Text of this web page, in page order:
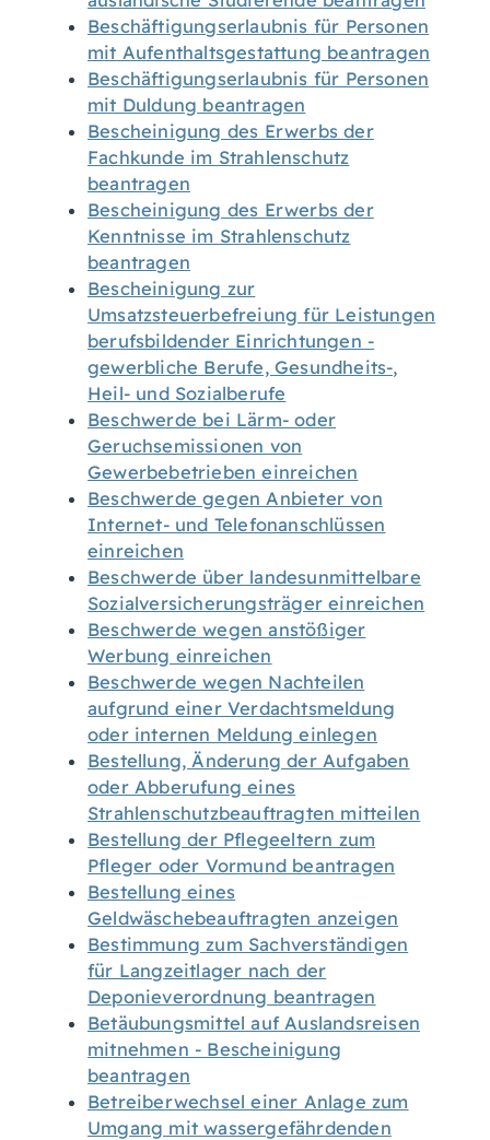
Beschäftigungserlaubnis für Personen
mit Aufenthaltsgestattung beantragen
Beschäftigungserlaubnis für Personen
mit Duldung beantragen
Bescheinigung des Erwerbs der
Fachkunde im Strahlenschutz
beantragen
Bescheinigung des Erwerbs der
Kenntnisse im Strahlenschutz
beantragen
Bescheinigung zur
Umsatzsteuerbefreiung für Leistungen
berufsbildender Einrichtungen -
gewerbliche Berufe, Gesundheits-,
Heil- und Sozialberufe
Beschwerde bei Lärm- oder
Geruchsemissionen von
Gewerbebetrieben einreichen
Beschwerde gegen Anbieter von
Internet- und Telefonanschlüssen
einreichen
Beschwerde über landesunmittelbare
Sozialversicherungsträger einreichen
Beschwerde wegen anstößiger
Werbung einreichen
Beschwerde wegen Nachteilen
aufgrund einer Verdachtsmeldung
oder internen Meldung einlegen
Bestellung, Änderung der Aufgaben
oder Abberufung eines
Strahlenschutzbeauftragten mitteilen
Bestellung der Pflegeeltern zum
Pfleger oder Vormund beantragen
Bestellung eines
Geldwäschebeauftragten anzeigen
Bestimmung zum Sachverständigen
für Langzeitlager nach der
Deponieverordnung beantragen
Betäubungsmittel auf Auslandsreisen
mitnehmen - Bescheinigung
beantragen
Betreiberwechsel einer Anlage zum
Umgang mit wassergefährdenden